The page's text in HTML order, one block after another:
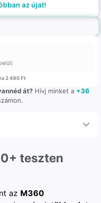
az újat!
2 490 Ft
át?Hívj minket a +36
teszten
az M360